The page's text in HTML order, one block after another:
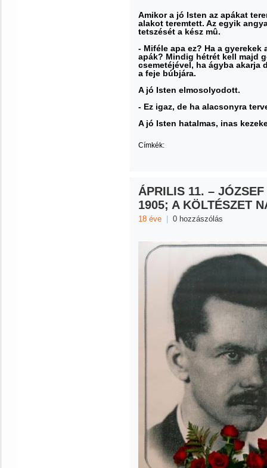
Amikor a jó Isten az apákat
alakot teremtett. Az egyik
tetszését a kész mû.
- Miféle apa ez? Ha a
apák? Mindig hétrét kell majd
csemetéjével, ha ágyba akarja
a feje búbjára.
A jó Isten elmosolyodott.
- Ez igaz, de ha alacsonyra
A jó Isten hatalmas, inas
Címkék:
ÁPRILIS 11. –
1905; A KÖLTÉSZET
18 éve 0 hozzászólás